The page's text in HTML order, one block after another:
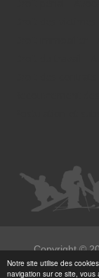
Notre site utilise des
navigation sur ce site,
Copyright ©